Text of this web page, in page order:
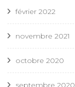
février 2022
novembre 2021
octobre 2020
septembre 2020